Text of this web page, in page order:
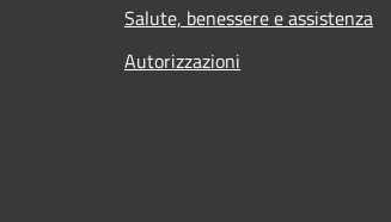
Salute, benessere e assistenza
Autorizzazioni